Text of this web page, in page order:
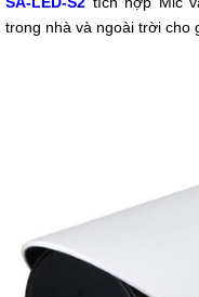
trong nhà và ngoài trời cho